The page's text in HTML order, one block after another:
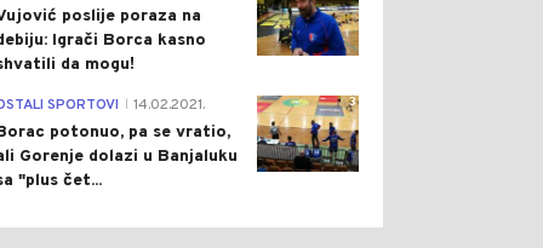
poslije poraza na
Igrači Borca kasno
da mogu!
3
SPORTOVI 14.02.2021.
potonuo, pa se vratio,
Gorenje dolazi u Banjaluku
"plus čet...